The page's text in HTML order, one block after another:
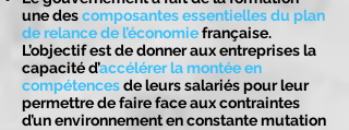
une descomposantes essentielles du plan
de relance de l’économiefrançaise.
L’objectif est de donner aux entreprises la
capacité d’accélérer la montée en
compétencesde leurs salariés pour leur
permettre de faire face aux contraintes
d’un environnement en constante mutation